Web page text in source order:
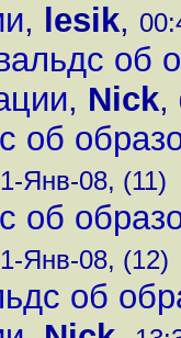
, lesik,
об
, Nick,
об
Янв-08, (11)
об
Янв-08, (12)
об